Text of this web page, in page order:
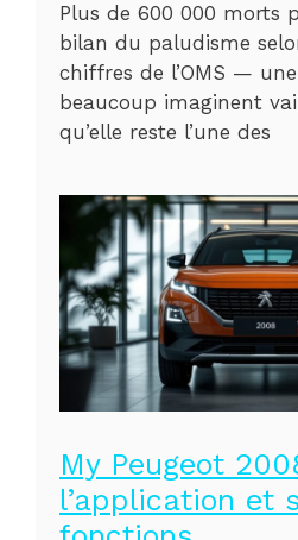
Plus de 600 000 morts
bilan du paludisme
chiffres de l’OMS —
beaucoup imaginent
qu’elle reste l’une des
My Peugeot
l’application et